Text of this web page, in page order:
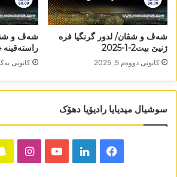
شەڤ و شڤان/ لدور گرنگیا فرە
ژنیێ بیت2-1-2025
كانونی دووه‌م 5, 2025
شەڤ و
راستەقینە 14-12-2023
كانونی یه‌كه‌م 18,
سوشیال میدیایا رادیۆیا دھۆک
Facebook
LinkedIn
YouTube